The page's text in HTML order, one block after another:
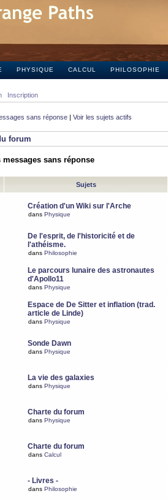
PHYSIQUE CALCUL PHILOSOPHIE
Inscription
sans réponse | Voir les sujets actifs
forum
messages sans réponse
Sujets
Création d'un Wiki sur l'Arche
dans Physique
De l'esprit, de l'historicité et de
l'athéisme.
dans Philosophie
Le parcours lunaire des astronautes
d'Apollo11
dans Physique
Espace de De Sitter et inflation (trad.
article de Linde)
dans Physique
Sonde Dawn
dans Physique
La vie des galaxies
dans Physique
Charte du forum
dans Physique
Charte du forum
dans Calcul
- Livres -
dans Philosophie